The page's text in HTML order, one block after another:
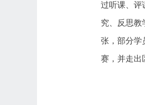
过听课、评
究、反思教
张，部分学
赛，并走出